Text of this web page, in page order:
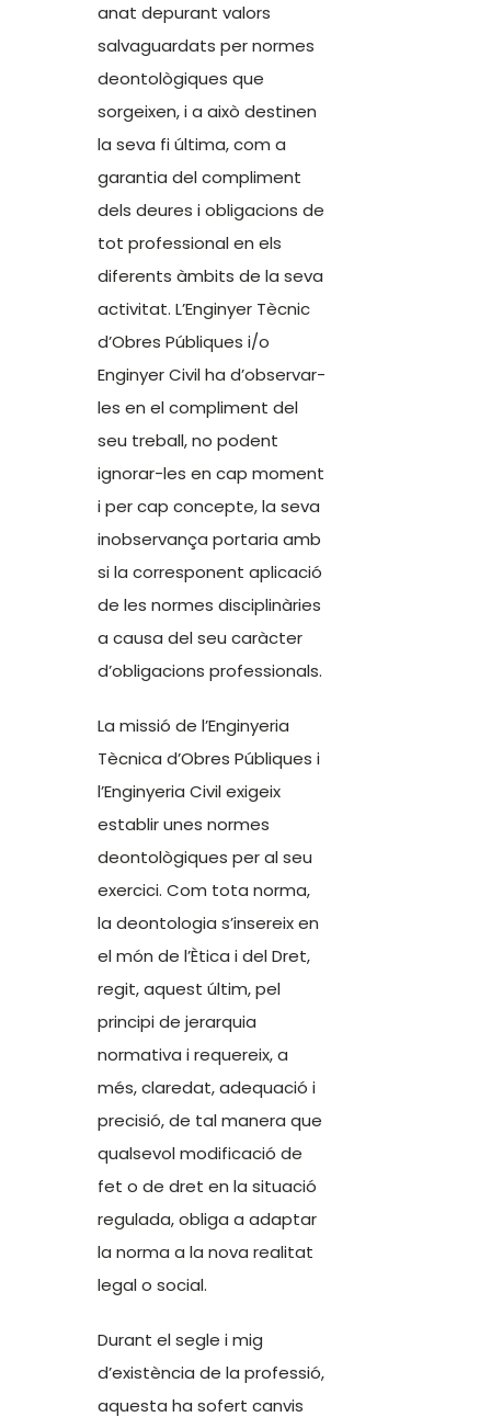
anat depurant valors
salvaguardats per normes
deontològiques que
sorgeixen, i a això destinen
la seva fi última, com a
garantia del compliment
dels deures i obligacions de
tot professional en els
diferents àmbits de la seva
activitat. L’Enginyer Tècnic
d’Obres Públiques i/o
Enginyer Civil ha d’observar-
les en el compliment del
seu treball, no podent
ignorar-les en cap moment
i per cap concepte, la seva
inobservança portaria amb
si la corresponent aplicació
de les normes disciplinàries
a causa del seu caràcter
d’obligacions professionals.
La missió de l’Enginyeria
Tècnica d’Obres Públiques i
l’Enginyeria Civil exigeix
establir unes normes
deontològiques per al seu
exercici. Com tota norma,
la deontologia s’insereix en
el món de l’Ètica i del Dret,
regit, aquest últim, pel
principi de jerarquia
normativa i requereix, a
més, claredat, adequació i
precisió, de tal manera que
qualsevol modificació de
fet o de dret en la situació
regulada, obliga a adaptar
la norma a la nova realitat
legal o social.
Durant el segle i mig
d’existència de la professió,
aquesta ha sofert canvis